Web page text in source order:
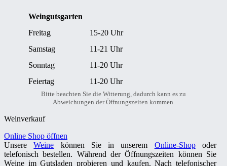
Weingutsgarten
Freitag
15-20 Uhr
Samstag
11-21 Uhr
Sonntag
11-20 Uhr
Feiertag
11-20 Uhr
Bitte beachten Sie die Witterung, dadurch kann es zu
Abweichungen der Öffnungszeiten kommen.
Weinverkauf
Online Shop öffnen
UnsereWeine können Sie in unserem Online-Shopoder
telefonisch bestellen. Während der Öffnungszeiten können Sie
Weine im Gutsladen probieren und kaufen. Nach telefonischer